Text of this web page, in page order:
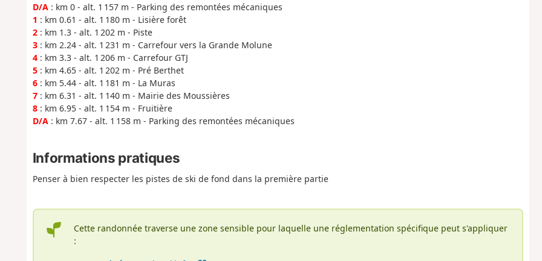
D/A: km 0 - alt. 1 157 m - Parking des remontées mécaniques
1 : km 0.61 - alt. 1 180 m - Lisière forêt
2: km 1.3 - alt. 1 202 m - Piste
3: km 2.24 - alt. 1 231 m - Carrefour vers la Grande Molune
4: km 3.3 - alt. 1 206 m - Carrefour GTJ
5: km 4.65 - alt. 1 202 m - Pré Berthet
6: km 5.44 - alt. 1 181 m - La Muras
7: km 6.31 - alt. 1 140 m - Mairie des Moussières
8: km 6.95 - alt. 1 154 m - Fruitière
D/A: km 7.67 - alt. 1 158 m - Parking des remontées mécaniques
Informations pratiques
Penser à bien respecter les pistes de ski de fond dans la première partie
Cette randonnée traverse une zone sensible pour laquelle une réglementation spécifique peut s'appliquer
: